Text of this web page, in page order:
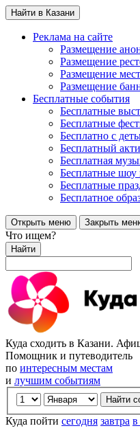
Найти в Казани
Реклама на сайте
Размещение
Размещение
Размещение
Размещение
Бесплатные события
Бесплатные
Бесплатные
Бесплатно с
Бесплатный
Бесплатная
Бесплатные шоу
Бесплатные
Бесплатное
Открыть меню Закрыть
Что ищем?
Найти
Куда сходить в Казани.
Помощник и путеводитель
по интересным местам
и лучшим событиям
Куда пойти сегодня завтра